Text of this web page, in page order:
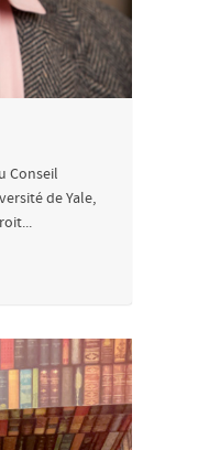
Conseil
de Yale,